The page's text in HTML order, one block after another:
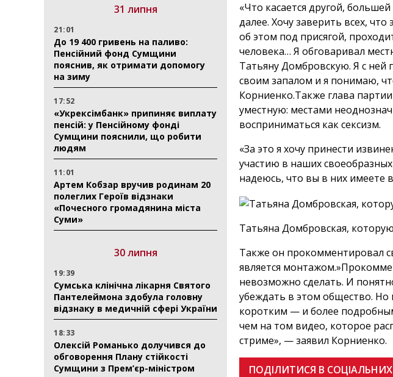
31 липня
21:01
До 19 400 гривень на паливо:
Пенсійний фонд Сумщини
пояснив, як отримати допомогу
на зиму
17:52
«Укрексімбанк» припиняє виплату
пенсій: у Пенсійному фонді
Сумщини пояснили, що робити
людям
11:01
Артем Кобзар вручив родинам 20
полеглих Героїв відзнаки
«Почесного громадянина міста
Суми»
30 липня
19:39
Сумська клінічна лікарня Святого
Пантелеймона здобула головну
відзнаку в медичній сфері України
18:33
Олексій Романько долучився до
обговорення Плану стійкості
Сумщини з Прем’єр-міністром
«Что касается другой,
далее. Хочу заверить всех,
об этом под присягой,
человека… Я обговаривал
Татьяну Домбровскую. Я с ней
своим запалом и я понимаю,
Корниенко.Также глава
уместную: местами
восприниматься как сексизм.
«За это я хочу принести
участию в наших
надеюсь, что вы в них имеете
Татьяна Домбровская,
Также он прокомментировал
является
невозможно сделать. И
убеждать в этом общество.
коротким — и более
чем на том видео, которое
стриме», — заявил Корниенко.
ПОДІЛИТИСЯ В